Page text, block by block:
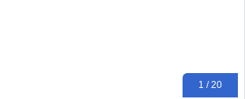
1 / 20